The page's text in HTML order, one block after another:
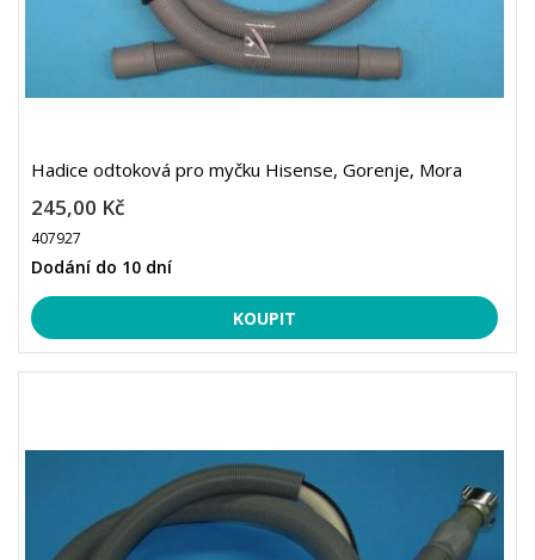
Hadice odtoková pro myčku Hisense, Gorenje, Mora
245,00 Kč
407927
Dodání do 10 dní